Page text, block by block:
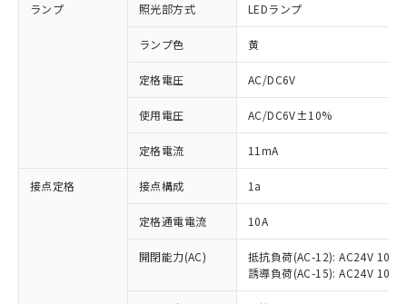
ランプ 照光部方式 LEDランプ
ランプ色 黄
定格電圧 AC/DC6V
使用電圧 AC/DC6V±10%
定格電流 11mA
接点定格 接点構成 1a
定格通電電流 10A
開閉能力(AC)
抵抗負荷(AC-12): AC24V 10A/
誘導負荷(AC-15): AC24V
以下の条件をお読みいただき、同意のうえ
本サービスは、当社制御機器事業取扱
商品の当社在庫状況および標準価格
(税抜)を提供させていただくもので
当社制御機器事業取扱商品の中には、
本サービスの対象外となる商品もある
非含有に対応した製品が提供可能な商品で
対応予定：EU RoHS指令（10物質）の非含
有に対応した製品に切り替える予定のある
対応予定なし：EU RoHS指令（10物質）の
非含有に非対応の商品で、対応品を出す予
調査・確認中：EU RoHS指令（10物質）の
非含有の対応状況を調査中または確認中の
非該当品：ライセンス料など無形物で、有
害物質有無と関係のない商品です。
仕入先様の事情により、非含有部品として
「○」：最大均質材料含有率が中国RoHSの
基準値以下であることを示します。
「×」：最大均質材料含有率が中国RoHSの